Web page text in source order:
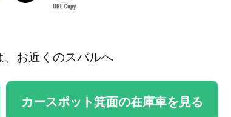
、お近くのスバルへ
カースポット箕面の在庫車を見る